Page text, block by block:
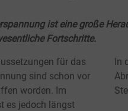
ist eine große
Fortschritte.
für das
sind schon vor
worden. Im
es jedoch längst
In